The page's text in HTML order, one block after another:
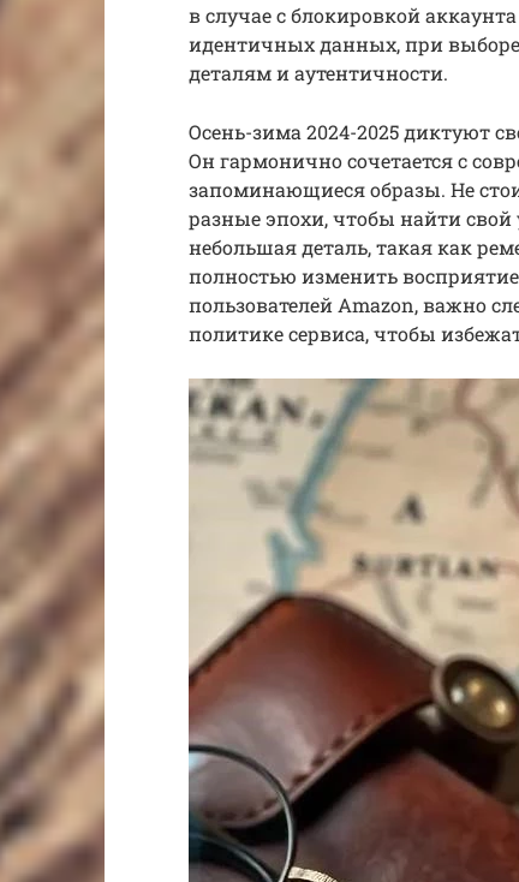
в случае с блокировкой
идентичных данных, при
деталям и аутентичности.
Осень-зима 2024-2025 диктуют
Он гармонично сочетается с
запоминающиеся образы. Не
разные эпохи, чтобы найти
небольшая деталь, такая как
полностью изменить
пользователей Amazon, важно
политике сервиса, чтобы